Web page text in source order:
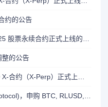
约的公告
整的公告